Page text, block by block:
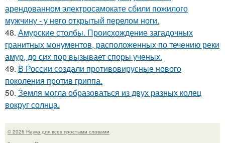
арендованном электросамокате сбили пожилого
мужчину - у него открытый перелом ноги.
48. Амурские столбы. Происхождение загадочных
гранитных монументов, расположенных по течению реки
амур, до сих пор вызывает споры ученых.
49. В России создали противовирусные нового
поколения против гриппа.
50. Земля могла образоваться из двух разных колец
вокруг солнца.
© 2026 Наука для всех простыми словами